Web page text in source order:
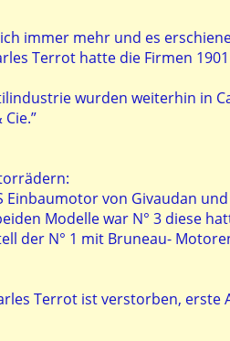
immer mehr und es
Terrot hatte die Firmen
wurden weiterhin in
Einbaumotor von Givaudan
Modelle war N° 3 diese
der N° 1 mit Bruneau-
Terrot ist verstorben, erste